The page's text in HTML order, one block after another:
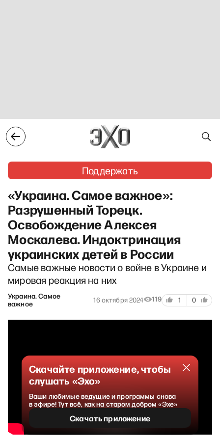
Поддержать
«Украина. Самое важное»:
Разрушенный Торецк.
Освобождение Алексея
Москалева. Индоктринация
украинских детей в России
Самые важные новости о войне в Украине и
мировая реакция на них
Украина. Самое
важное
16 октября 2024 119 1 0
Скачайте приложение, чтобы
слушать «Эхо»
Ваши любимые ведущие и программы снова
в эфире! Тут всё, как на старом добром «Эхе»
Скачать приложение